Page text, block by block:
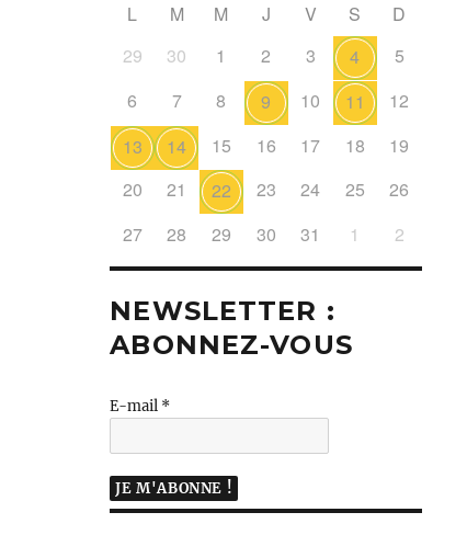
L M M J V S
D
29
30 1 2 3 4
5
6
7 8 9 10 11
12
13
14 15 16 17 18
19
20
21 22 23 24 25
26
27
28 29 30 31 1 2
NEWSLETTER :
ABONNEZ-VOUS
E-mail *